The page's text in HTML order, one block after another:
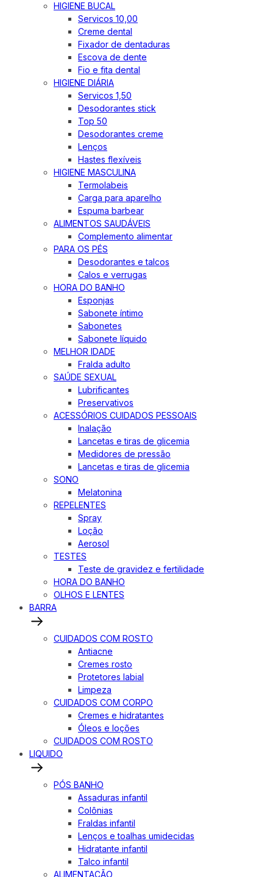
HIGIENE BUCAL
Servicos 10,00
Creme dental
Fixador de dentaduras
Escova de dente
Fio e fita dental
HIGIENE DIÁRIA
Servicos 1,50
Desodorantes stick
Top 50
Desodorantes creme
Lenços
Hastes flexíveis
HIGIENE MASCULINA
Termolabeis
Carga para aparelho
Espuma barbear
ALIMENTOS SAUDÁVEIS
Complemento alimentar
PARA OS PÉS
Desodorantes e talcos
Calos e verrugas
HORA DO BANHO
Esponjas
Sabonete íntimo
Sabonetes
Sabonete líquido
MELHOR IDADE
Fralda adulto
SAÚDE SEXUAL
Lubrificantes
Preservativos
ACESSÓRIOS CUIDADOS PESSOAIS
Inalação
Lancetas e tiras de glicemia
Medidores de pressão
Lancetas e tiras de glicemia
SONO
Melatonina
REPELENTES
Spray
Loção
Aerosol
TESTES
Teste de gravidez e fertilidade
HORA DO BANHO
OLHOS E LENTES
BARRA
CUIDADOS COM ROSTO
Antiacne
Cremes rosto
Protetores labial
Limpeza
CUIDADOS COM CORPO
Cremes e hidratantes
Óleos e loções
CUIDADOS COM ROSTO
LIQUIDO
PÓS BANHO
Assaduras infantil
Colônias
Fraldas infantil
Lenços e toalhas umidecidas
Hidratante infantil
Talco infantil
ALIMENTAÇÃO